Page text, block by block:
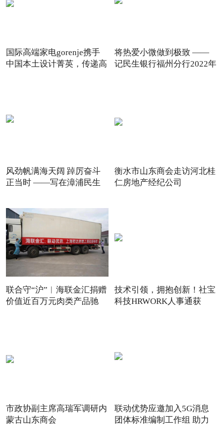
国际高端家电gorenje携手
中国本土设计菁英，传递高
将热爱小微做到极致 ——
记民生银行福州分行2022年
风劲帆满海天阔 踔厉奋斗
正当时 ——写在漳浦民生
衡水市山东商会走访河北桂
仁房地产经纪公司
联合守“沪”︱海联金汇捐赠
价值近百万元肉类产品驰
技术引领，拥抱创新！社宝
科技HRWORK人事通获
市政协副主席高瑞军调研内
蒙古山东商会
联动优势应邀加入5G消息
团体标准编制工作组 助力